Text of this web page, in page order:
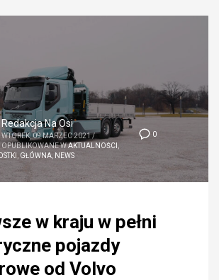
0
Redakcja Na Osi
WTOREK, 09 MARZEC 2021/
OPUBLIKOWANE W AKTUALNOŚCI
GŁÓWNA NEWS
w kraju w pełni
pojazdy
od Volvo